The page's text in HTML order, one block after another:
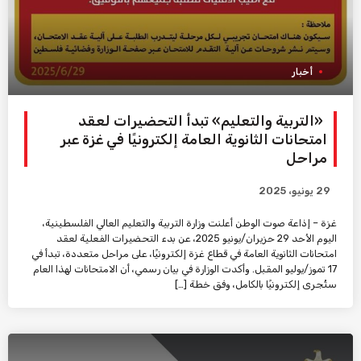
أخبار
«التربية والتعليم» تبدأ التحضيرات لعقد
امتحانات الثانوية العامة إلكترونيًا في غزة عبر
مراحل
29 يونيو، 2025
غزة – إذاعة صوت الوطن أعلنت وزارة التربية والتعليم العالي الفلسطينية،
اليوم الأحد 29 حزيران/يونيو 2025، عن بدء التحضيرات الفعلية لعقد
امتحانات الثانوية العامة في قطاع غزة إلكترونيًا، على مراحل متعددة، تبدأ في
17 تموز/يوليو المقبل. وأكدت الوزارة في بيان رسمي، أن الامتحانات لهذا العام
ستُجرى إلكترونيًا بالكامل، وفق خطة […]